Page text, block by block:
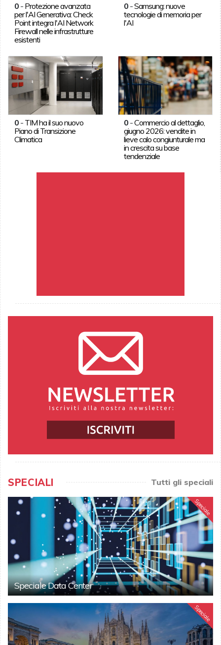
0- Protezione avanzata
per l'AI Generativa: Check
Point integra l'AI Network
Firewall nelle infrastrutture
esistenti
0 -Samsung: nuove
tecnologie di memoria per
l'AI
0- TIM ha il suo nuovo
Piano di Transizione
Climatica
0 -Commercio al dettaglio,
giugno 2026: vendite in
lieve calo congiunturale ma
in crescita su base
tendenziale
SPECIALI Tutti gli speciali
Speciale
Speciale Data Center
Speciale